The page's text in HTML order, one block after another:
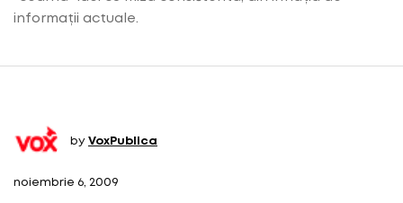
informații actuale.
by VoxPublica
noiembrie 6, 2009